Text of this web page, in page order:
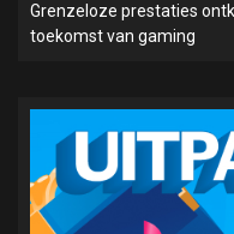
Grenzeloze prestaties
toekomst van gaming